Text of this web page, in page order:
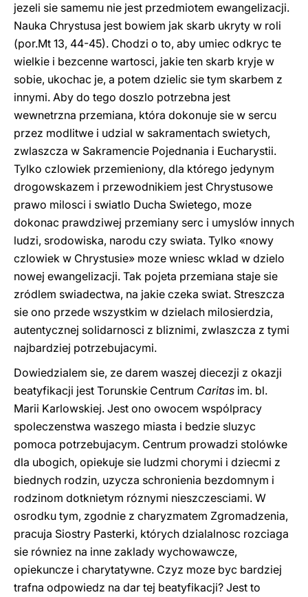
jezeli sie samemu nie jest przedmiotem ewangelizacji.
Nauka Chrystusa jest bowiem jak skarb ukryty w roli
(por.Mt 13, 44-45). Chodzi o to, aby umiec odkryc te
wielkie i bezcenne wartosci, jakie ten skarb kryje w
sobie, ukochac je, a potem dzielic sie tym skarbem z
innymi. Aby do tego doszlo potrzebna jest
wewnetrzna przemiana, która dokonuje sie w sercu
przez modlitwe i udzial w sakramentach swietych,
zwlaszcza w Sakramencie Pojednania i Eucharystii.
Tylko czlowiek przemieniony, dla którego jedynym
drogowskazem i przewodnikiem jest Chrystusowe
prawo milosci i swiatlo Ducha Swietego, moze
dokonac prawdziwej przemiany serc i umyslów innych
ludzi, srodowiska, narodu czy swiata. Tylko «nowy
czlowiek w Chrystusie» moze wniesc wklad w dzielo
nowej ewangelizacji. Tak pojeta przemiana staje sie
zródlem swiadectwa, na jakie czeka swiat. Streszcza
sie ono przede wszystkim w dzielach milosierdzia,
autentycznej solidarnosci z bliznimi, zwlaszcza z tymi
najbardziej potrzebujacymi.
Dowiedzialem sie, ze darem waszej diecezji z okazji
beatyfikacji jest Torunskie Centrum Caritas im. bl.
Marii Karlowskiej. Jest ono owocem wspólpracy
spoleczenstwa waszego miasta i bedzie sluzyc
pomoca potrzebujacym. Centrum prowadzi stolówke
dla ubogich, opiekuje sie ludzmi chorymi i dziecmi z
biednych rodzin, uzycza schronienia bezdomnym i
rodzinom dotknietym róznymi nieszczesciami. W
osrodku tym, zgodnie z charyzmatem Zgromadzenia,
pracuja Siostry Pasterki, których dzialalnosc rozciaga
sie równiez na inne zaklady wychowawcze,
opiekuncze i charytatywne. Czyz moze byc bardziej
trafna odpowiedz na dar tej beatyfikacji? Jest to